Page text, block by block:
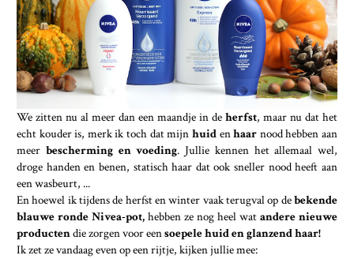
We zitten nu al meer dan een maandje in de herfst, maar nu dat het
echt kouder is, merk ik toch dat mijn huidenhaar nood hebben aan
meer bescherming en voeding. Jullie kennen het allemaal wel,
droge handen en benen, statisch haar dat ook sneller nood heeft aan
een wasbeurt, ...
En hoewel ik tijdens de herfst en winter vaak terugval op debekende
blauwe ronde Nivea-pot, hebben ze nog heel wat andere nieuwe
productendie zorgen voor eensoepele huid en glanzend haar!
Ik zet ze vandaag even op een rijtje, kijken jullie mee: